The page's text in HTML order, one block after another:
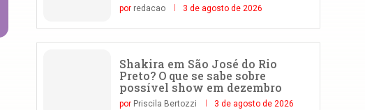
por redacao 3 de agosto de 2026
Shakira em São José do Rio
Preto? O que se sabe sobre
possível show em dezembro
por Priscila Bertozzi 3 de agosto de 2026